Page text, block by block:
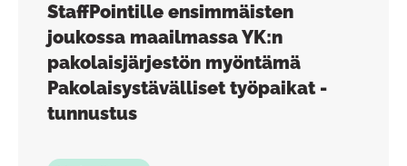
StaffPointille ensimmäisten
joukossa maailmassa YK:n
pakolaisjärjestön myöntämä
Pakolaisystävälliset työpaikat -
tunnustus